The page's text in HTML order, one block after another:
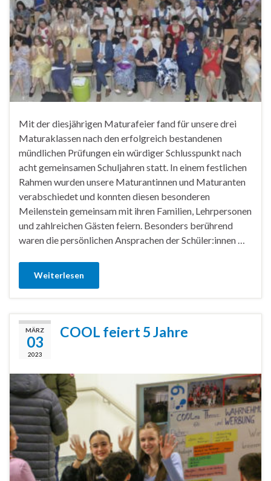
Mit der diesjährigen Maturafeier fand für unsere drei
Maturaklassen nach den erfolgreich bestandenen
mündlichen Prüfungen ein würdiger Schlusspunkt nach
acht gemeinsamen Schuljahren statt. In einem festlichen
Rahmen wurden unsere Maturantinnen und Maturanten
verabschiedet und konnten diesen besonderen
Meilenstein gemeinsam mit ihren Familien, Lehrpersonen
und zahlreichen Gästen feiern. Besonders berührend
waren die persönlichen Ansprachen der Schüler:innen …
Weiterlesen
MÄRZ
03
2023
COOL feiert 5 Jahre